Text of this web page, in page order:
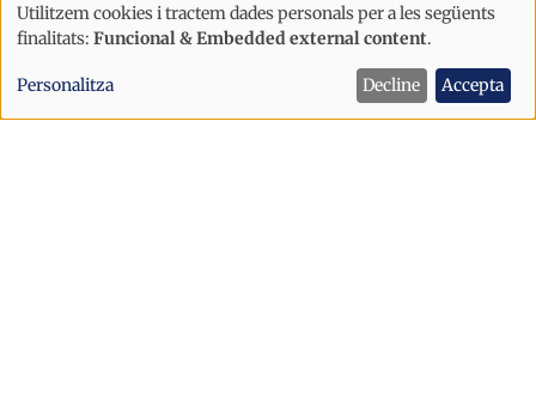
Més d’una vintena de presumptes
contrabandistes es concentren a la
banda francesa de la frontera
Ús
de
dades
Utilitzem cookies i tractem dades personals per a les següents
finalitats: Funcional & Embedded external content.
Personalitza Decline Accepta